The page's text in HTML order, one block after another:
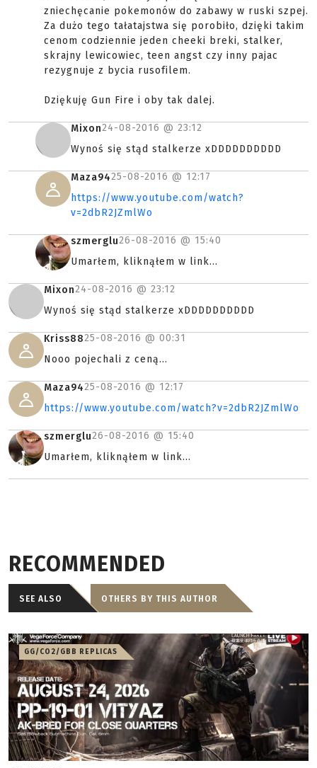
zniechęcanie pokemonów do zabawy w ruski szpej.
Za dużo tego tałatajstwa się porobiło, dzięki takim
cenom codziennie jeden cheeki breki, stalker,
skrajny lewicowiec, teen angst czy inny pajac
rezygnuje z bycia rusofilem.
Dziękuję Gun Fire i oby tak dalej.
Mixon24-08-2016 @ 23:12
Wynoś się stąd stalkerze xDDDDDDDDDD
Maza9425-08-2016 @ 12:17
https://www.youtube.com/watch?
v=2dbR2JZmlWo
szmerglu26-08-2016 @ 15:40
Umarłem, kliknąłem w link...
Mixon24-08-2016 @ 23:12
Wynoś się stąd stalkerze xDDDDDDDDDD
Kriss8825-08-2016 @ 00:31
Nooo pojechali z ceną...
Maza9425-08-2016 @ 12:17
https://www.youtube.com/watch?v=2dbR2JZmlWo
szmerglu26-08-2016 @ 15:40
Umarłem, kliknąłem w link...
RECOMMENDED
SEE ALSO OTHERS BY THIS AUTHOR
GG/CO2/GBB REPLICAS